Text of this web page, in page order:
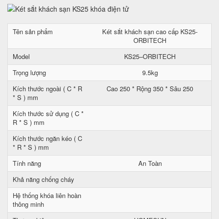
Tên sản phẩm
Két sắt khách sạn cao cấp KS25-
ORBITECH
Model
KS25–ORBITECH
Trọng lượng
9.5kg
Kích thước ngoài ( C * R
* S ) mm
Cao 250 * Rộng 350 * Sâu 250
Kích thước sử dụng ( C *
R * S ) mm
Kích thước ngăn kéo ( C
* R * S ) mm
Tính năng
An Toàn
Khả năng chống cháy
Hệ thống khóa liên hoàn
thông minh